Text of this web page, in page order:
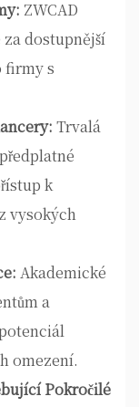
ZWCAD
dostupnější
firmy s
Trvalá
k
vysokých
Akademické
a
omezení.
Pokročilé